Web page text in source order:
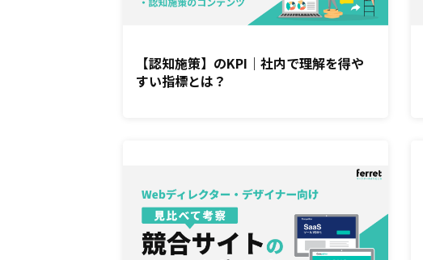
【認知施策】のKPI｜社内で理解を得や
すい指標とは？